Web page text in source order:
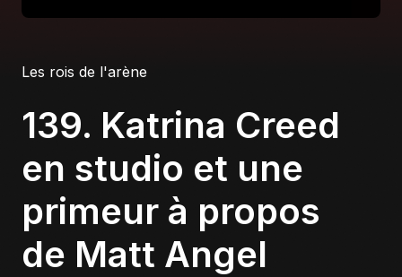
Location studio
Les rois de l'arène
139. Katrina Creed
en studio et une
primeur à propos
de Matt Angel